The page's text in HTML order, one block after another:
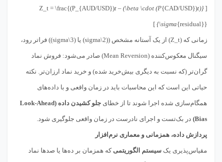
[ Z_t = \frac{(P_{AUD/USD})
t – (\beta \cdot (P{CAD/USD})t)}
{\sigma{residual}} ]
زمانی که (Z_t) از یک آستانه مشخص ((2\sigma) یا (3\sigma)) فراتر رود،
سیگنال معکوس‌کننده (Mean Reversion) صادر می‌شود: فروش نماد
گران‌تر (که نسبت به دیگری بیش‌خرید شده) و خرید نماد ارزان‌تر. نکته
حیاتی این است که این محاسبات باید در زمان واقعی و با داده‌های
همگام‌سازی شده اجرا شوند تا از خطای جلو کشیدن داده (Look-Ahead
Bias) در بک‌تست و اجرای نادرست در زمان واقعی جلوگیری شود.
پردازش داده، همزمانی و معماری نرم‌افزار
مقیاس‌پذیری یک سیستم الگوریتمی که همزمان بر ده‌ها یا صدها نماد